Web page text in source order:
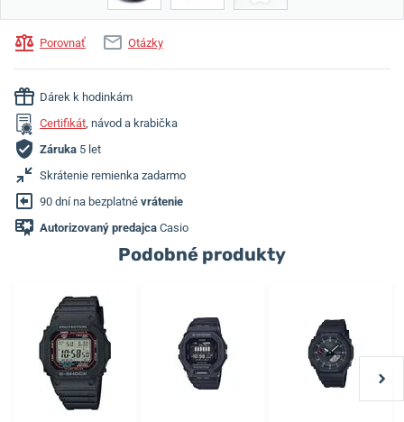
Porovnať Otázky
Dárek k hodinkám
Certifikát, návod a krabička
Záruka 5 let
Skrátenie remienka zadarmo
90 dní na bezplatné vrátenie
Autorizovaný predajca Casio
Podobné produkty